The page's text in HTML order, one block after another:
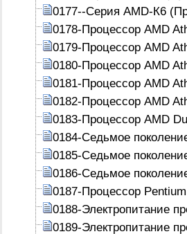
0177--Серия AMD-К6
0178-Процессор AMD
0179-Процессор AMD
0180-Процессор AMD
0181-Процессор AMD
0182-Процессор AMD
0183-Процессор AMD
0184-Седьмое
0185-Седьмое
0186-Седьмое
0187-Процессор
0188-Электропитание
0189-Электропитание